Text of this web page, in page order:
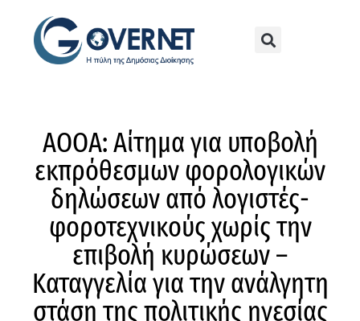
ΑΟΟΑ: Αίτημα για υποβολή
εκπρόθεσμων φορολογικών
δηλώσεων από λογιστές-
φοροτεχνικούς χωρίς την
επιβολή κυρώσεων –
Καταγγελία για την ανάλγητη
στάση της πολιτικής ηγεσίας